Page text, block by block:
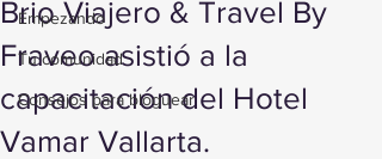
Empezando
Tu comunidad
Consejos para bloguear
Brio Viajero & Travel By
Fraveo asistió a la
capacitación del Hotel
Vamar Vallarta.